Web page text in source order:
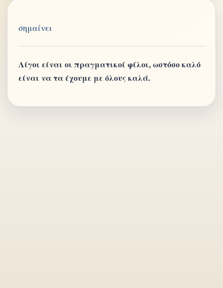
σημαίνει
Λίγοι είναι οι πραγματικοί φίλοι, ωστόσο καλό
είναι να τα έχουμε με όλους καλά.